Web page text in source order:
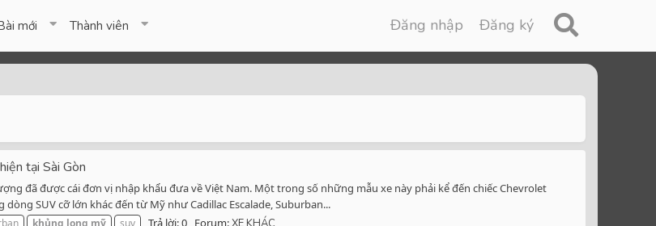
mới Thành viên Đăng nhập Đăng ký
tại Sài Gòn
đã được cái đơn vị nhập khẩu đưa về Việt Nam. Một trong số những mẫu xe này phải kể đến chiếc Chevrolet
SUV cỡ lớn khác đến từ Mỹ như Cadillac Escalade, Suburban...
khủng long mỹ suv Trả lời: 0 Forum: